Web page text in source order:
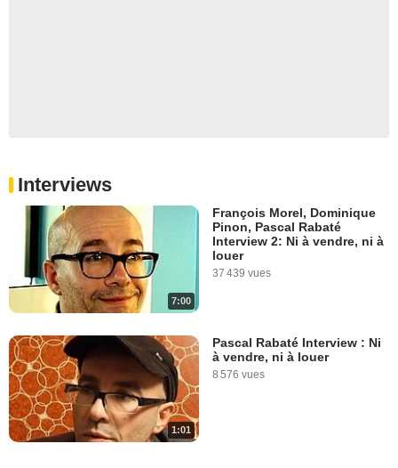
Interviews
7:00
François Morel, Dominique
Pinon, Pascal Rabaté
Interview 2: Ni à vendre, ni à
louer
37 439 vues
1:01
Pascal Rabaté Interview : Ni
à vendre, ni à louer
8 576 vues